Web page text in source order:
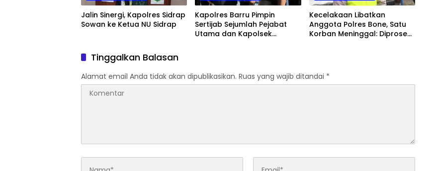
Jalin Sinergi, Kapolres Sidrap
Sowan ke Ketua NU Sidrap
Kapolres Barru Pimpin
Sertijab Sejumlah Pejabat
Utama dan Kapolsek
Kecelakaan Libatkan
Anggota Polres Bone, Satu
Korban Meninggal: Diproses
Tinggalkan Balasan
Alamat email Anda tidak akan dipublikasikan. Ruas yang wajib ditandai *